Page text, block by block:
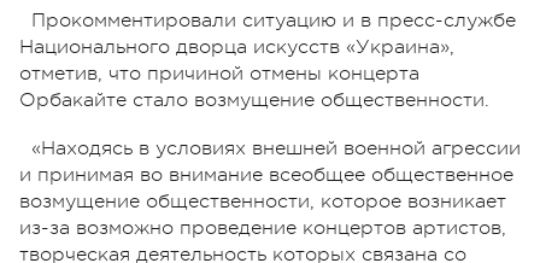
Прокомментировали ситуацию и в пресс-службе
Национального дворца искусств «Украина»,
отметив, что причиной отмены концерта
Орбакайте стало возмущение общественности.
«Находясь в условиях внешней военной агрессии
и принимая во внимание всеобщее общественное
возмущение общественности, которое возникает
из-за возможно проведение концертов артистов,
творческая деятельность которых связана со